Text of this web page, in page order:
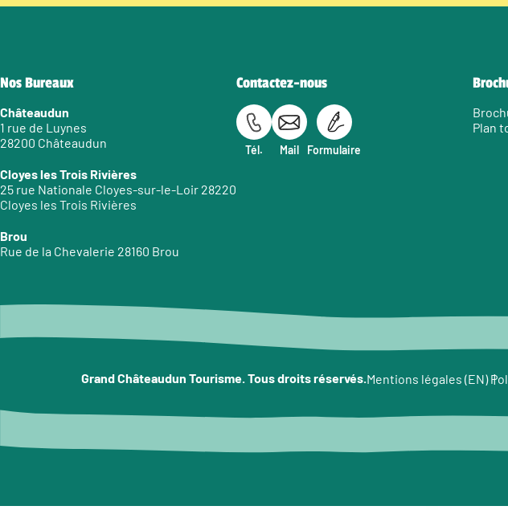
Nos Bureaux
Châteaudun
1 rue de Luynes
28200 Châteaudun
Cloyes les Trois Rivières
25 rue Nationale Cloyes-sur-le-Loir 28220
Cloyes les Trois Rivières
Brou
Rue de la Chevalerie 28160 Brou
Contactez-nous
Tél. Mail Formulaire
Plan
Grand Châteaudun Tourisme. Tous droits réservés.Mentions légales (EN)